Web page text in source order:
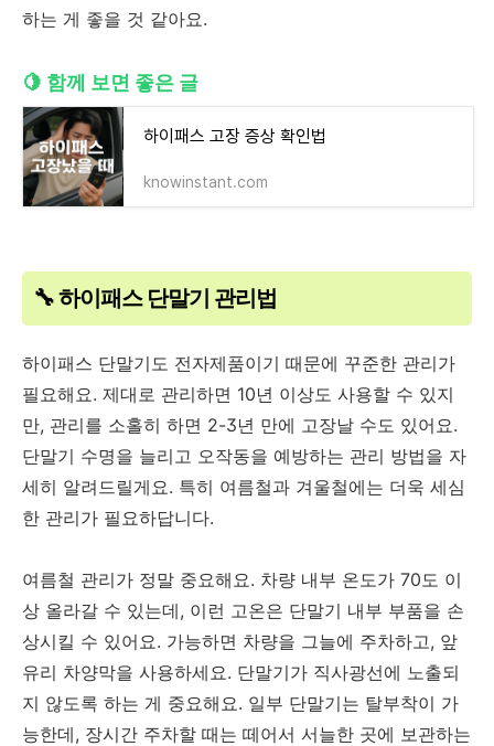
하는 게 좋을 것 같아요.
🍋 함께 보면 좋은 글
하이패스 고장 증상 확인법
knowinstant.com
🔧 하이패스 단말기 관리법
하이패스 단말기도 전자제품이기 때문에 꾸준한 관리가
필요해요. 제대로 관리하면 10년 이상도 사용할 수 있지
만, 관리를 소홀히 하면 2-3년 만에 고장날 수도 있어요.
단말기 수명을 늘리고 오작동을 예방하는 관리 방법을 자
세히 알려드릴게요. 특히 여름철과 겨울철에는 더욱 세심
한 관리가 필요하답니다.
여름철 관리가 정말 중요해요. 차량 내부 온도가 70도 이
상 올라갈 수 있는데, 이런 고온은 단말기 내부 부품을 손
상시킬 수 있어요. 가능하면 차량을 그늘에 주차하고, 앞
유리 차양막을 사용하세요. 단말기가 직사광선에 노출되
지 않도록 하는 게 중요해요. 일부 단말기는 탈부착이 가
능한데, 장시간 주차할 때는 떼어서 서늘한 곳에 보관하는